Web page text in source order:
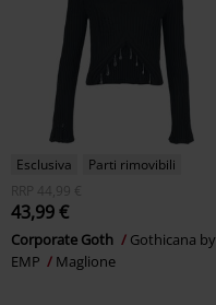
Esclusiva
Parti rimovibili
RRP
44,99 €
43,99 €
Corporate Goth
Gothicana by
EMP
Maglione